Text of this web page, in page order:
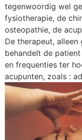
tegenwoordig wel
fysiotherapie, de
osteopathie, de
De therapeut, alleen
behandelt de
en frequenties ter
acupunten, zoals :